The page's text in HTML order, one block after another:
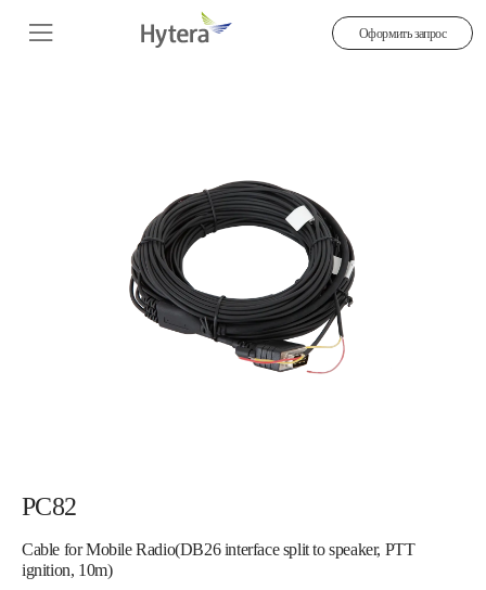
Оформить запрос
PC82
Cable for Mobile Radio(DB26 interface split to speaker, PTT
ignition, 10m)